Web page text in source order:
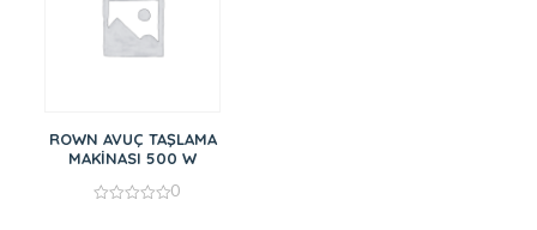
ROWN AVUÇ TAŞLAMA
MAKİNASI 500 W
0